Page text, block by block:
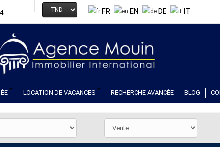
FR EN DE IT
LOCATION DE VACANCES RECHERCHE AVANCÉE BLOG